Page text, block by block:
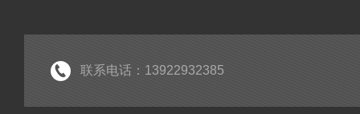
联系电话：13922932385